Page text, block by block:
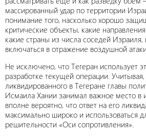
массированный удар по территории
понимание того, насколько хорошо
критические объекты, какие
какие страны из числа соседей Израиля,
включаться в отражение воздушной
Не исключено, что Тегеран использует
разработке текущей операции.
ликвидированного в Тегеране главы
Исмаила Хании занимал важное место в
вполне вероятно, что ответ на его
максимально широко и использоваться
решительности «Оси сопротивления».